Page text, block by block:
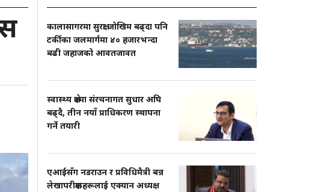
कालासागरमा सुरक्षा जोखिम बढ्दा पनि
टर्कीका जलमार्गमा ४० हजारभन्दा
बढी जहाजको आवतजावत
स्वास्थ्य क्षेत्रमा संरचनागत सुधार अघि
बढ्दै, तीन नयाँ प्राधिकरण स्थापना
गर्ने तयारी
एआईसँग नडराउन र प्रविधिमैत्री बन्न
लेखापरीक्षकहरूलाई एक्यान अध्यक्ष